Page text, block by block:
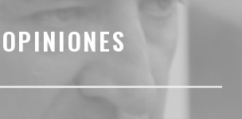
OPINIONES